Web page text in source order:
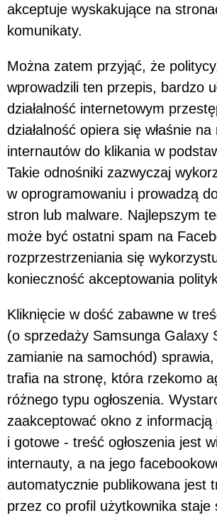
akceptuje wyskakujące na
komunikaty.
Można zatem przyjąć, że
wprowadzili ten przepis, bardzo
działalność internetowym
działalność opiera się właśnie na
internautów do klikania w
Takie odnośniki zazwyczaj
w oprogramowaniu i prowadzą
stron lub malware. Najlepszym
może być ostatni spam na
rozprzestrzeniania się
konieczność akceptowania
Kliknięcie w dość zabawne w
(o sprzedaży Samsunga Galaxy
zamianie na samochód)
trafia na stronę, która rzekomo
różnego typu ogłoszenia.
zaakceptować okno z informacją
i gotowe - treść ogłoszenia jest
internauty, a na jego
automatycznie publikowana jest
przez co profil użytkownika staje